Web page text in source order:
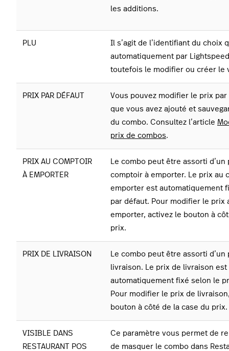
les additions.
PLU
Il s’agit de l’identifiant du choix
automatiquement par
toutefois le modifier ou créer le
PRIX PAR DÉFAUT
Vous pouvez modifier le prix
que vous avez ajouté et
du combo. Consultez l’article
prix de combos.
PRIX AU COMPTOIR
À EMPORTER
Le combo peut être assorti d’un
comptoir à emporter. Le prix au
emporter est automatiquement
par défaut. Pour modifier le prix
emporter, activez le bouton à
prix.
PRIX DE LIVRAISON
Le combo peut être assorti d’un
livraison. Le prix de livraison est
automatiquement fixé selon le
Pour modifier le prix de
bouton à côté de la case du prix.
VISIBLE DANS
RESTAURANT POS
Ce paramètre vous permet de
de masquer le combo dans